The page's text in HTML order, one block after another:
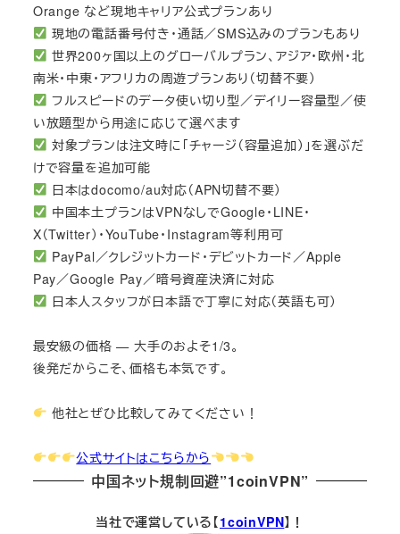
Orange など現地キャリア公式プランあり
現地の電話番号付き・通話／SMS込みのプランもあり
世界200ヶ国以上のグローバルプラン、アジア・欧州・北
南米・中東・アフリカの周遊プランあり（切替不要）
フルスピードのデータ使い切り型／デイリー容量型／使
い放題型から用途に応じて選べます
対象プランは注文時に「チャージ（容量追加）」を選ぶだ
けで容量を追加可能
日本はdocomo/au対応（APN切替不要）
中国本土プランはVPNなしでGoogle・LINE・
X（Twitter）・YouTube・Instagram等利用可
PayPal／クレジットカード・デビットカード／Apple
Pay／Google Pay／暗号資産決済に対応
日本人スタッフが日本語で丁寧に対応（英語も可）
最安級の価格 — 大手のおよそ1/3。
後発だからこそ、価格も本気です。
他社とぜひ比較してみてください！
公式サイトはこちらから
中国ネット規制回避”1coinVPN”
当社で運営している【1coinVPN】！